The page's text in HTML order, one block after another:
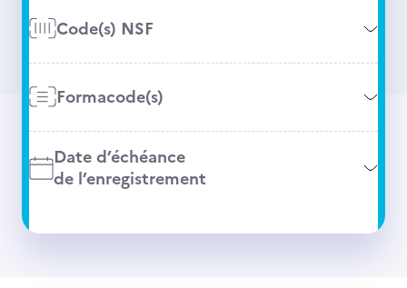
Code(s) NSF
Formacode(s)
Date d’échéance
de l’enregistrement